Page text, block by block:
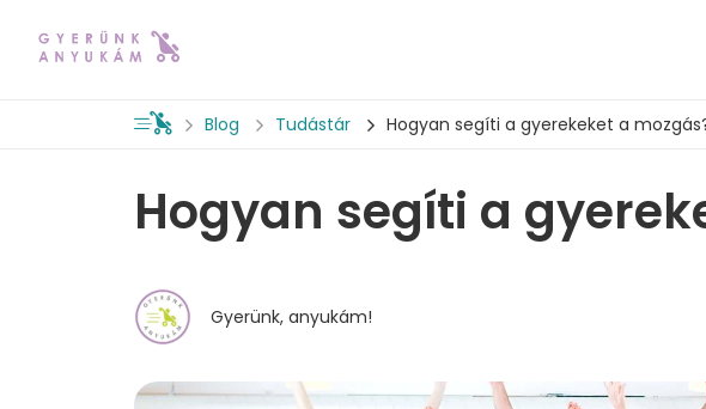
Blog Tudástár Hogyan segíti a gyerekeket a
Hogyan segíti a
Gyerünk, anyukám!